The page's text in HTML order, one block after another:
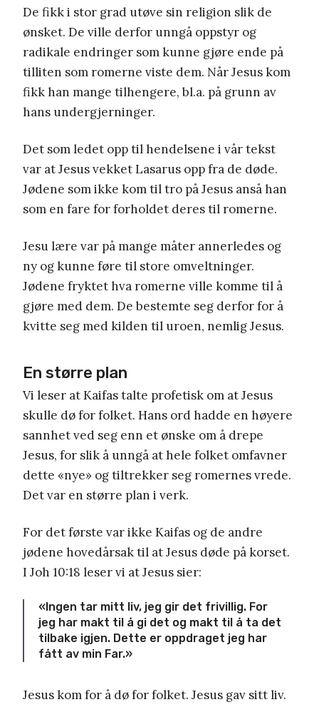
De fikk i stor grad utøve sin religion slik de
ønsket. De ville derfor unngå oppstyr og
radikale endringer som kunne gjøre ende på
tilliten som romerne viste dem. Når Jesus kom
fikk han mange tilhengere, bl.a. på grunn av
hans undergjerninger.
Det som ledet opp til hendelsene i vår tekst
var at Jesus vekket Lasarus opp fra de døde.
Jødene som ikke kom til tro på Jesus anså han
som en fare for forholdet deres til romerne.
Jesu lære var på mange måter annerledes og
ny og kunne føre til store omveltninger.
Jødene fryktet hva romerne ville komme til å
gjøre med dem. De bestemte seg derfor for å
kvitte seg med kilden til uroen, nemlig Jesus.
En større plan
Vi leser at Kaifas talte profetisk om at Jesus
skulle dø for folket. Hans ord hadde en høyere
sannhet ved seg enn et ønske om å drepe
Jesus, for slik å unngå at hele folket omfavner
dette «nye» og tiltrekker seg romernes vrede.
Det var en større plan i verk.
For det første var ikke Kaifas og de andre
jødene hovedårsak til at Jesus døde på korset.
I Joh 10:18 leser vi at Jesus sier:
«Ingen tar mitt liv, jeg gir det frivillig. For
jeg har makt til å gi det og makt til å ta det
tilbake igjen. Dette er oppdraget jeg har
fått av min Far.»
Jesus kom for å dø for folket. Jesus gav sitt liv.